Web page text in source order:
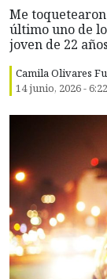
Me
último uno de
joven de 22
Camila Olivares
14 junio, 2026 -